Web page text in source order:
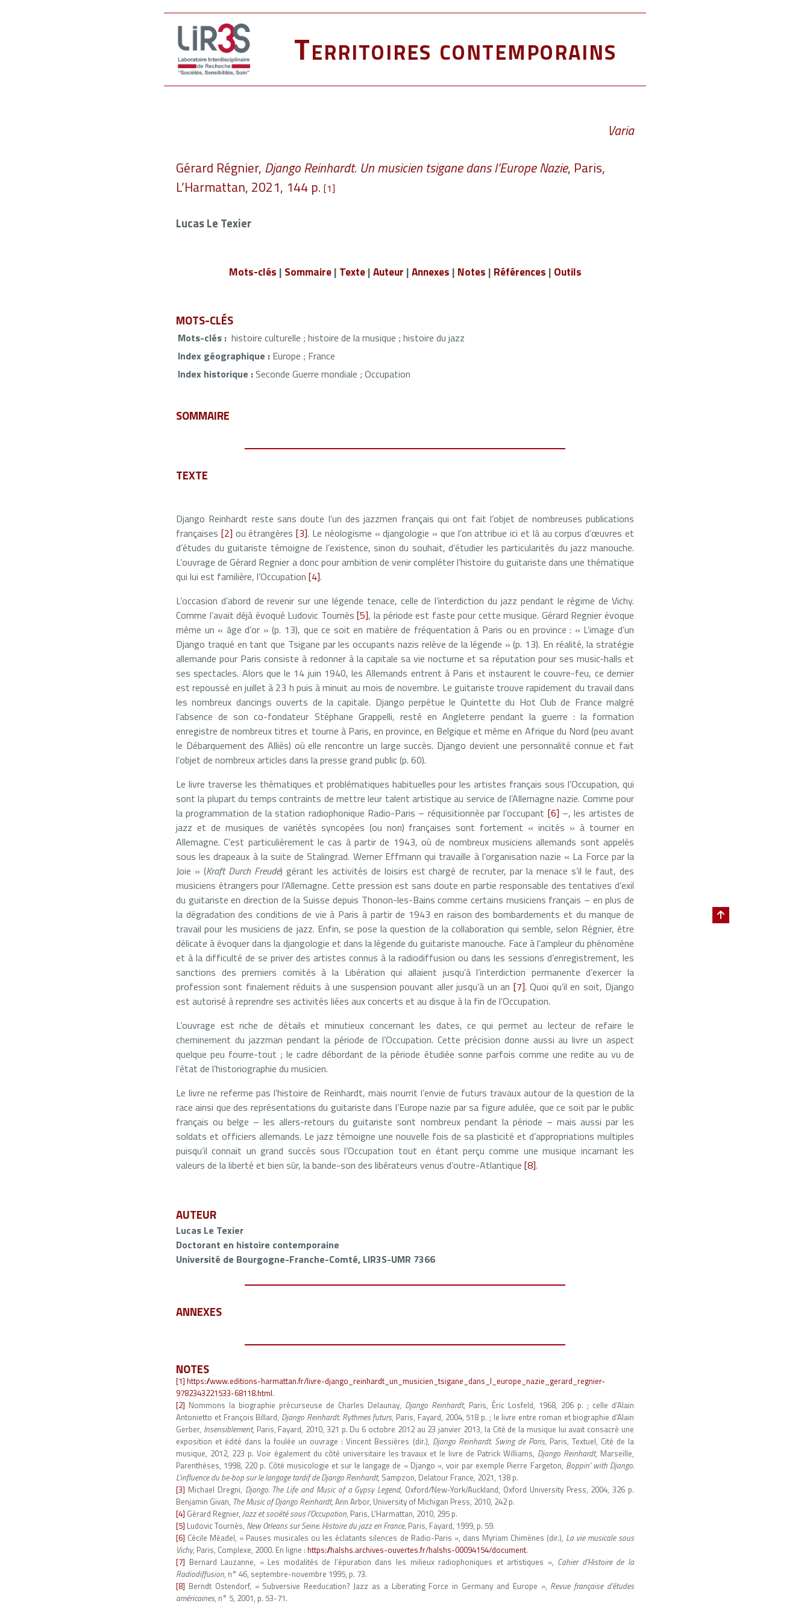
Territoires contemporains
Varia
Gérard Régnier, Django Reinhardt. Un musicien tsigane dans l’Europe Nazie, Paris,
L’Harmattan, 2021, 144 p. [1]
Lucas Le Texier
Mots-clés | Sommaire| Texte|Auteur |Annexes | Notes | Références | Outils
MOTS-CLÉS
Mots-clés : histoire culturelle ; histoire de la musique ; histoire du jazz
Index géographique : Europe ; France
Index historique : Seconde Guerre mondiale ; Occupation
SOMMAIRE
TEXTE
Django Reinhardt reste sans doute l’un des jazzmen français qui ont fait l’objet de nombreuses publications
françaises [2] ou étrangères[3]. Le néologisme « djangologie » que l’on attribue ici et là au corpus d’œuvres et
d’études du guitariste témoigne de l’existence, sinon du souhait, d’étudier les particularités du jazz manouche.
L’ouvrage de Gérard Regnier a donc pour ambition de venir compléter l’histoire du guitariste dans une thématique
qui lui est familière, l’Occupation [4].
L’occasion d’abord de revenir sur une légende tenace, celle de l’interdiction du jazz pendant le régime de Vichy.
Comme l’avait déjà évoqué Ludovic Tournès[5], la période est faste pour cette musique. Gérard Regnier évoque
même un « âge d’or » (p. 13), que ce soit en matière de fréquentation à Paris ou en province : « L’image d’un
Django traqué en tant que Tsigane par les occupants nazis relève de la légende » (p. 13). En réalité, la stratégie
allemande pour Paris consiste à redonner à la capitale sa vie nocturne et sa réputation pour ses music-halls et
ses spectacles. Alors que le 14 juin 1940, les Allemands entrent à Paris et instaurent le couvre-feu, ce dernier
est repoussé en juillet à 23 h puis à minuit au mois de novembre. Le guitariste trouve rapidement du travail dans
les nombreux dancings ouverts de la capitale. Django perpétue le Quintette du Hot Club de France malgré
l’absence de son co-fondateur Stéphane Grappelli, resté en Angleterre pendant la guerre : la formation
enregistre de nombreux titres et tourne à Paris, en province, en Belgique et même en Afrique du Nord (peu avant
le Débarquement des Alliés) où elle rencontre un large succès. Django devient une personnalité connue et fait
l’objet de nombreux articles dans la presse grand public (p. 60).
Le livre traverse les thématiques et problématiques habituelles pour les artistes français sous l’Occupation, qui
sont la plupart du temps contraints de mettre leur talent artistique au service de l’Allemagne nazie. Comme pour
la programmation de la station radiophonique Radio-Paris – réquisitionnée par l’occupant [6] –, les artistes de
jazz et de musiques de variétés syncopées (ou non) françaises sont fortement « incités » à tourner en
Allemagne. C’est particulièrement le cas à partir de 1943, où de nombreux musiciens allemands sont appelés
sous les drapeaux à la suite de Stalingrad. Werner Effmann qui travaille à l’organisation nazie « La Force par la
Joie » (Kraft Durch Freude) gérant les activités de loisirs est chargé de recruter, par la menace s’il le faut, des
musiciens étrangers pour l’Allemagne. Cette pression est sans doute en partie responsable des tentatives d’exil
du guitariste en direction de la Suisse depuis Thonon-les-Bains comme certains musiciens français – en plus de
la dégradation des conditions de vie à Paris à partir de 1943 en raison des bombardements et du manque de
travail pour les musiciens de jazz. Enfin, se pose la question de la collaboration qui semble, selon Régnier, être
délicate à évoquer dans la djangologie et dans la légende du guitariste manouche. Face à l’ampleur du phénomène
et à la difficulté de se priver des artistes connus à la radiodiffusion ou dans les sessions d’enregistrement, les
sanctions des premiers comités à la Libération qui allaient jusqu’à l’interdiction permanente d’exercer la
profession sont finalement réduits à une suspension pouvant aller jusqu’à un an [7]. Quoi qu’il en soit, Django
est autorisé à reprendre ses activités liées aux concerts et au disque à la fin de l’Occupation.
L’ouvrage est riche de détails et minutieux concernant les dates, ce qui permet au lecteur de refaire le
cheminement du jazzman pendant la période de l’Occupation. Cette précision donne aussi au livre un aspect
quelque peu fourre-tout ; le cadre débordant de la période étudiée sonne parfois comme une redite au vu de
l’état de l’historiographie du musicien.
Le livre ne referme pas l’histoire de Reinhardt, mais nourrit l’envie de futurs travaux autour de la question de la
race ainsi que des représentations du guitariste dans l’Europe nazie par sa figure adulée, que ce soit par le public
français ou belge – les allers-retours du guitariste sont nombreux pendant la période – mais aussi par les
soldats et officiers allemands. Le jazz témoigne une nouvelle fois de sa plasticité et d’appropriations multiples
puisqu’il connait un grand succès sous l’Occupation tout en étant perçu comme une musique incarnant les
valeurs de la liberté et bien sûr, la bande-son des libérateurs venus d’outre-Atlantique [8].
AUTEUR
Lucas Le Texier
Doctorant en histoire contemporaine
Université de Bourgogne-Franche-Comté, LIR3S-UMR 7366
ANNEXES
NOTES
[1] https://www.editions-harmattan.fr/livre-django_reinhardt_un_musicien_tsigane_dans_l_europe_nazie_gerard_regnier-
9782343221533-68118.html.
[2] Nommons la biographie précurseuse de Charles Delaunay, Django Reinhardt, Paris, Éric Losfeld, 1968, 206 p. ; celle d’Alain
Antonietto et François Billard, Django Reinhardt. Rythmes futurs, Paris, Fayard, 2004, 518 p. ; le livre entre roman et biographie d’Alain
Gerber, Insensiblement, Paris, Fayard, 2010, 321 p. Du 6 octobre 2012 au 23 janvier 2013, la Cité de la musique lui avait consacré une
exposition et édité dans la foulée un ouvrage : Vincent Bessières (dir.), Django Reinhardt. Swing de Paris, Paris, Textuel, Cité de la
musique, 2012, 223 p. Voir également du côté universitaire les travaux et le livre de Patrick Williams, Django Reinhardt, Marseille,
Parenthèses, 1998, 220 p. Côté musicologie et sur le langage de « Django », voir par exemple Pierre Fargeton, Boppin’ with Django.
L’influence du be-bop sur le langage tardif de Django Reinhardt, Sampzon, Delatour France, 2021, 138 p.
[3] Michael Dregni, Django. The Life and Music of a Gypsy Legend, Oxford/New-York/Auckland, Oxford University Press, 2004, 326 p.
Benjamin Givan, The Music of Django Reinhardt, Ann Arbor, University of Michigan Press, 2010, 242 p.
[4] Gérard Regnier, Jazz et société sous l’Occupation, Paris, L’Harmattan, 2010, 295 p.
[5] Ludovic Tournès, New Orleans sur Seine. Histoire du jazz en France, Paris, Fayard, 1999, p. 59.
[6] Cécile Méadel, « Pauses musicales ou les éclatants silences de Radio-Paris », dans Myriam Chimènes (dir.), La vie musicale sous
Vichy, Paris, Complexe, 2000. En ligne : https://halshs.archives-ouvertes.fr/halshs-00094154/document.
[7] Bernard Lauzanne, « Les modalités de l’épuration dans les milieux radiophoniques et artistiques », Cahier d’Histoire de la
Radiodiffusion, n° 46, septembre-novembre 1995, p. 73.
[8] Berndt Ostendorf, « Subversive Reeducation? Jazz as a Liberating Force in Germany and Europe », Revue française d’études
américaines, n° 5, 2001, p. 53-71.